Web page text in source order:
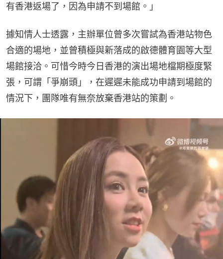
有香港返場了，因為申請不到場館。」
據知情人士透露，主辦單位曾多次嘗試為香港站物色
合適的場地，並曾積極與新落成的啟德體育園等大型
場館接洽。可惜今時今日香港的演出場地檔期極度緊
張，可謂「爭崩頭」，在遲遲未能成功申請到場館的
情況下，團隊唯有無奈放棄香港站的策劃。